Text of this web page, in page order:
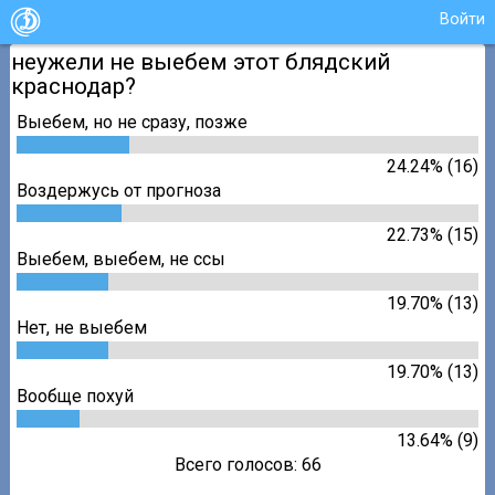
Войти
неужели не выебем этот блядский
краснодар?
Выебем, но не сразу, позже
24.24% (16)
Воздержусь от прогноза
22.73% (15)
Выебем, выебем, не ссы
19.70% (13)
Нет, не выебем
19.70% (13)
Вообще похуй
13.64% (9)
Всего голосов: 66